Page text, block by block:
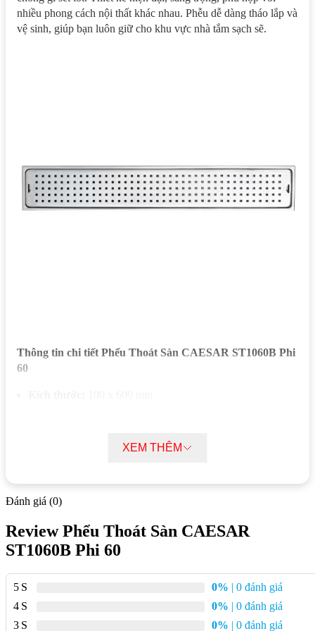
nhiều phong cách nội thất khác nhau. Phễu dễ dàng tháo lắp và
vệ sinh, giúp bạn luôn giữ cho khu vực nhà tắm sạch sẽ.
Thông tin chi tiết Phểu Thoát Sàn CAESAR ST1060B Phi
60
Lớn, đảm bảo thoát nước nhanh
Thiết kế sang trọng:
Lắp đặt dễ dàng:Có hướng dẫn chi tiết
Điểm nổi bật Phểu Thoát Sàn CAESAR ST1060B Phi 60
làm từ Inox 304 cao cấp, có độ bền cao, chống gỉ sét tốt,
XEM THÊM
Đánh giá (0)
Review Phểu Thoát Sàn CAESAR
ST1060B Phi 60
5 0% | 0 đánh giá
4
0% | 0 đánh giá
3
0% | 0 đánh giá